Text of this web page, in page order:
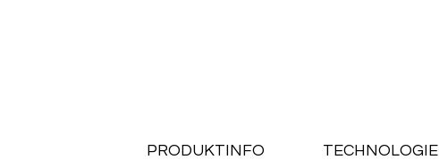
PRODUKTINFO TECHNOLOGIE